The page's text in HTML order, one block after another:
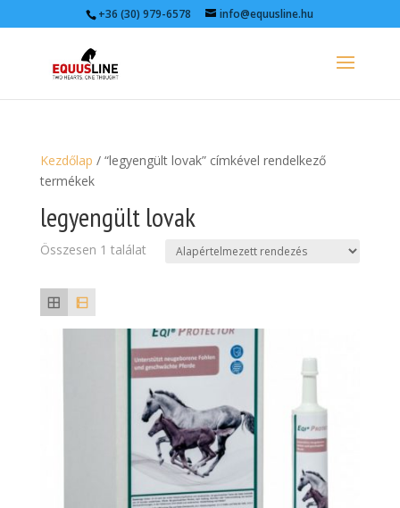
+36 (30) 979-6578 info@equusline.hu
Kezdőlap / “legyengült lovak” címkével rendelkező
termékek
legyengült lovak
Összesen 1 találat